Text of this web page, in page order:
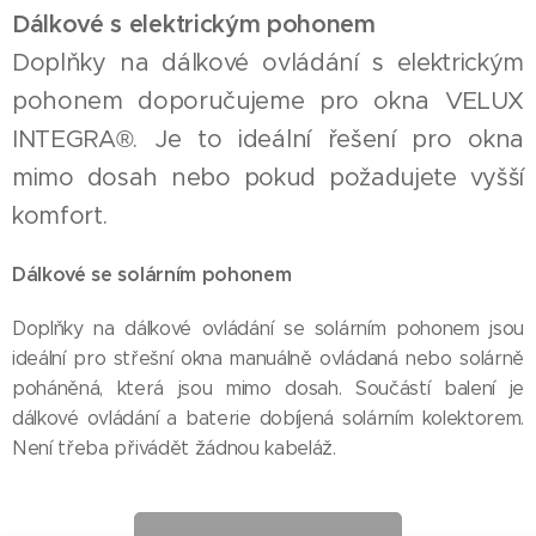
Dálkové s elektrickým pohonem
Doplňky na dálkové ovládání s elektrickým
pohonem doporučujeme pro okna VELUX
INTEGRA®. Je to ideální řešení pro okna
mimo dosah nebo pokud požadujete vyšší
komfort.
Dálkové se solárním pohonem
Doplňky na dálkové ovládání se solárním pohonem jsou
ideální pro střešní okna manuálně ovládaná nebo solárně
poháněná, která jsou mimo dosah. Součástí balení je
dálkové ovládání a baterie dobíjená solárním kolektorem.
Není třeba přivádět žádnou kabeláž.